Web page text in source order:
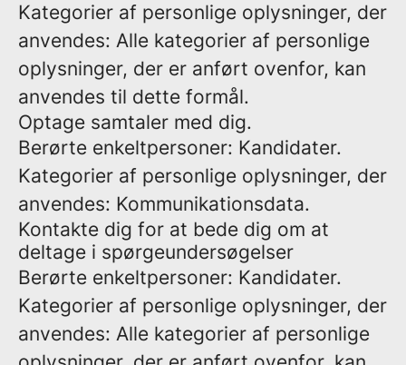
Kategorier af personlige oplysninger, der
anvendes: Alle kategorier af personlige
oplysninger, der er anført ovenfor, kan
anvendes til dette formål.
Optage samtaler med dig.
Berørte enkeltpersoner: Kandidater.
Kategorier af personlige oplysninger, der
anvendes: Kommunikationsdata.
Kontakte dig for at bede dig om at
deltage i spørgeundersøgelser
Berørte enkeltpersoner: Kandidater.
Kategorier af personlige oplysninger, der
anvendes: Alle kategorier af personlige